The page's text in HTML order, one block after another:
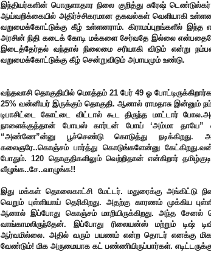
இந்தியர்களின் பொருளாதார நிலை குறித்து சுரேஷ்
ஆய்வறிக்கையில் அதிர்ச்சிகரமான தகவல்கள் வெளியாகி
வறுமைக்கோட்டுக்கு கீழ் உள்ளனராம். கிராமப்புறங்களீல்
அரசின் நிதி கடைக் கோடி மக்களை சேர்வதே இல்லை என்பதையே
இடைத்தேர்தல் வந்தால் நிலைமை சரியாகி விடும் என்று
வறுமைக்கோட்டுக்கு கீழ் சென்றுவிடும் அபாயமும் உண்டு.
வந்தவாசி தொகுதியில் மொத்தம் 21 பேர் 49 ஓ
25% வன்னியர் இருக்கும் தொகுதி. ஆனால் ராமதாசு இன்னும்
டிபாசிட்டை கோட்டை விட்டால் கூட திருந்த மாட்டார்
நாளைக்குத்தான் போயஸ் கார்டன் போய் ‘அம்மா தாயே”
“அண்ணே”ன்னு பூச்செண்டு கொடுத்து நடிக்கிறது.
கலைஞரே..கொஞ்சம் பார்த்து கொடுங்களேன்னு
போதும். 120 தொகுதிகளிலும் வெற்றிதான் என்கிறார்
வீழுங்க..சே..வாழுங்க!!
இது மக்கள் தொலைகாட்சி மேட்டர். மதுரைக்கு அங்கிட்டு
வெறும் புள்ளியாய் தெரிகிறது. அதற்கு காரணம் முக்கிய
ஆனால் இப்போது கொஞ்சம் மாறியிருக்கிறது. அந்த சேனல்
வாங்காமலிருந்தேன். இப்போது ரிலையன்ஸ் மற்றும் டிஷ்
ஆர்வமில்லை. அதில் வரும் பயணம் என்ற தொடர் எனக்கு
வேண்டும்! மிக அருமையாக கட் பண்ணியிருப்பார்கள்.